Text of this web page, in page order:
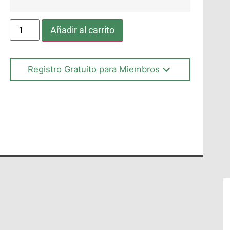
Añadir al carrito
Registro Gratuito para Miembros